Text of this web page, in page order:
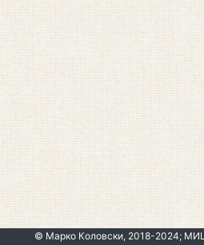
© Марко Коловски, 2018-2024;